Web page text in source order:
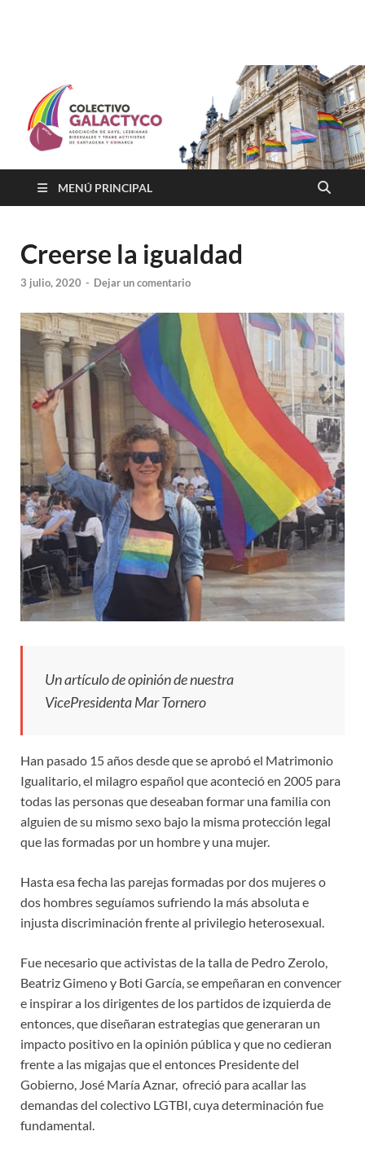
Colectivo GALACTYCO
Cartagena Y COmarca "Colectivo GALACTYCO"
MENÚ PRINCIPAL
Creerse la igualdad
3 julio, 2020 - Dejar un comentario
Un artículo de opinión de nuestra
VicePresidenta Mar Tornero
Han pasado 15 años desde que se aprobó el Matrimonio
Igualitario, el milagro español que aconteció en 2005 para
todas las personas que deseaban formar una familia con
alguien de su mismo sexo bajo la misma protección legal
que las formadas por un hombre y una mujer.
Hasta esa fecha las parejas formadas por dos mujeres o
dos hombres seguíamos sufriendo la más absoluta e
injusta discriminación frente al privilegio heterosexual.
Fue necesario que activistas de la talla de Pedro Zerolo,
Beatriz Gimeno y Boti García, se empeñaran en convencer
e inspirar a los dirigentes de los partidos de izquierda de
entonces, que diseñaran estrategias que generaran un
impacto positivo en la opinión pública y que no cedieran
frente a las migajas que el entonces Presidente del
Gobierno, José María Aznar, ofreció para acallar las
demandas del colectivo LGTBI, cuya determinación fue
fundamental.